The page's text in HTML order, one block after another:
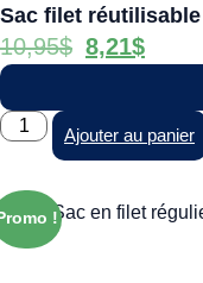
Sac filet
10,95$ 8,21$
Ajouter au panier
!